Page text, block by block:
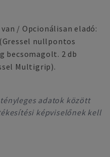
/ Opcionálisan eladó:
nullpontos
becsomagolt. 2 db
Multigrip).
adatok között
képviselőnek kell